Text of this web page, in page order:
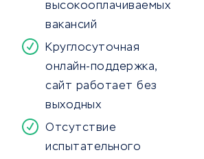
высокооплачиваемых
вакансий
Круглосуточная
онлайн-поддержка,
сайт работает без
выходных
Отсутствие
испытательного